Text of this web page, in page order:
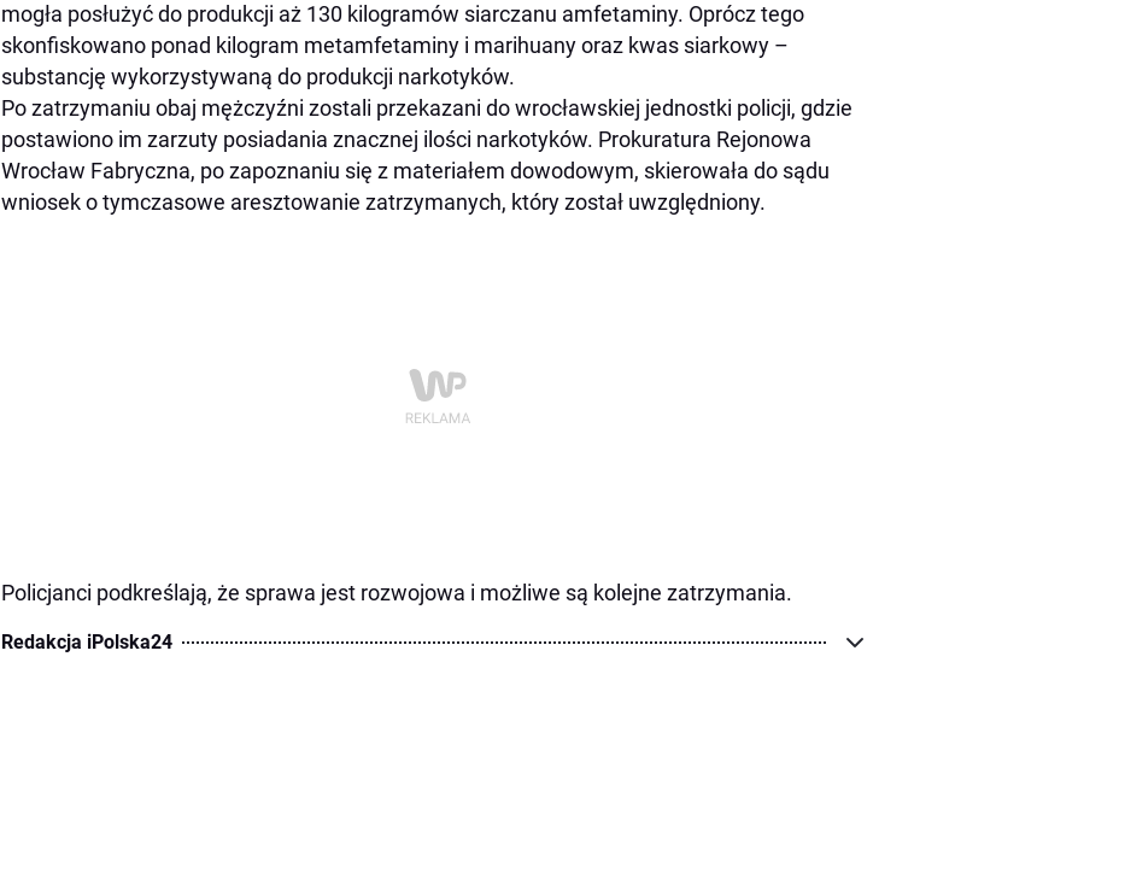
mogła posłużyć do produkcji aż 130 kilogramów siarczanu amfetaminy. Oprócz tego
skonfiskowano ponad kilogram metamfetaminy i marihuany oraz kwas siarkowy –
substancję wykorzystywaną do produkcji narkotyków.
Po zatrzymaniu obaj mężczyźni zostali przekazani do wrocławskiej jednostki policji, gdzie
postawiono im zarzuty posiadania znacznej ilości narkotyków. Prokuratura Rejonowa
Wrocław Fabryczna, po zapoznaniu się z materiałem dowodowym, skierowała do sądu
wniosek o tymczasowe aresztowanie zatrzymanych, który został uwzględniony.
Policjanci podkreślają, że sprawa jest rozwojowa i możliwe są kolejne zatrzymania.
Redakcja iPolska24